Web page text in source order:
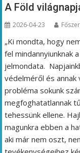
A Föld
2026-04-23
„Ki mondta, hogy
fel mindannyiunknak
jelmondata.
védelméről és
probléma sokunk
megfoghatatlannak
tehessünk ellene.
magunkra ebben a
aki már nem oszt,